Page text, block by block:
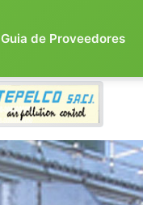
Guia de Proveedores